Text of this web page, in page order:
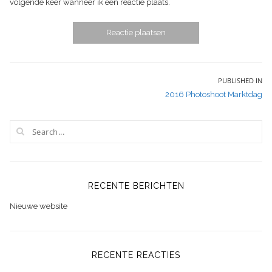
volgende keer wanneer ik een reactie plaats.
PUBLISHED IN
2016 Photoshoot Marktdag
RECENTE BERICHTEN
Nieuwe website
RECENTE REACTIES